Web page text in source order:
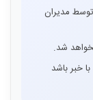
مدیران
شد.
خبر باشد